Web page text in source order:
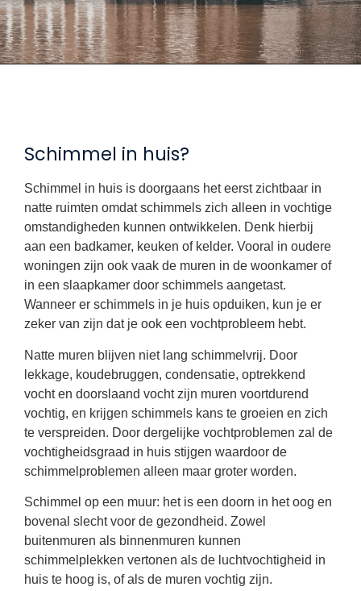
Schimmel in huis?
Schimmel in huis is doorgaans het eerst zichtbaar in
natte ruimten omdat schimmels zich alleen in vochtige
omstandigheden kunnen ontwikkelen. Denk hierbij
aan een badkamer, keuken of kelder. Vooral in oudere
woningen zijn ook vaak de muren in de woonkamer of
in een slaapkamer door schimmels aangetast.
Wanneer er schimmels in je huis opduiken, kun je er
zeker van zijn dat je ook een vochtprobleem hebt.
Natte muren blijven niet lang schimmelvrij. Door
lekkage, koudebruggen, condensatie, optrekkend
vocht en doorslaand vocht zijn muren voortdurend
vochtig, en krijgen schimmels kans te groeien en zich
te verspreiden. Door dergelijke vochtproblemen zal de
vochtigheidsgraad in huis stijgen waardoor de
schimmelproblemen alleen maar groter worden.
Schimmel op een muur: het is een doorn in het oog en
bovenal slecht voor de gezondheid. Zowel
buitenmuren als binnenmuren kunnen
schimmelplekken vertonen als de luchtvochtigheid in
huis te hoog is, of als de muren vochtig zijn.